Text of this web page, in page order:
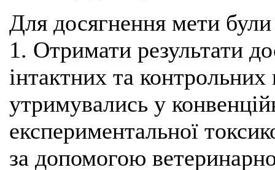
Для досягнення мети були
1. Отримати результати
інтактних та
утримувались у
експериментальної
за допомогою